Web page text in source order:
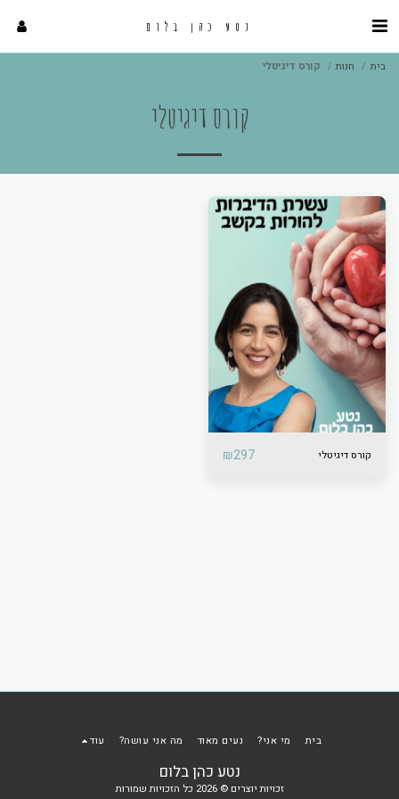
נטע כהן בלום
בית חנות קורס דיגיטלי
קורס דיגיטלי
קורס דיגיטלי ₪297
נטע כהן בלום
זכויות יוצרים © 2026 כל הזכויות שמורות
בית מי אני? נעים מאוד מה אני עושה? עוד